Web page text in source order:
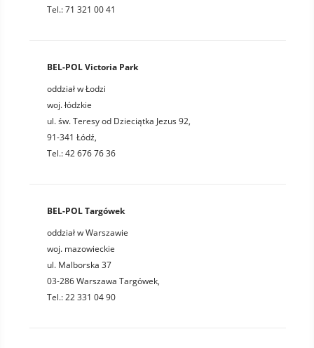
Tel.: 71 321 00 41
BEL-POL Victoria Park
oddział w Łodzi
woj. łódzkie
ul. św. Teresy od Dzieciątka Jezus 92,
91-341 Łódź,
Tel.: 42 676 76 36
BEL-POL Targówek
oddział w Warszawie
woj. mazowieckie
ul. Malborska 37
03-286 Warszawa Targówek,
Tel.: 22 331 04 90